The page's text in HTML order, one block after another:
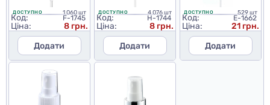
ДОСТУПНО 1 060 шт
Код: F-1745
Ціна:
8 грн.
Додати
ДОСТУПНО 4 076 шт
Код: H-1744
Ціна:
8 грн.
Додати
ДОСТУПНО 529 шт
Код: E-1662
Ціна:
21 грн.
Додати